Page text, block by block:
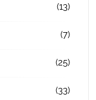
(13)
(7)
(25)
(33)